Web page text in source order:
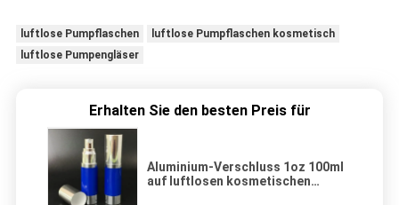
luftlose Pumpflaschen
luftlose Pumpflaschen kosmetisch
luftlose Pumpengläser
Erhalten Sie den besten Preis für
Aluminium-Verschluss 1oz 100ml
auf luftlosen kosmetischen